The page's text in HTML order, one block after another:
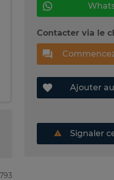
Contacter via le
Ajouter
Signaler